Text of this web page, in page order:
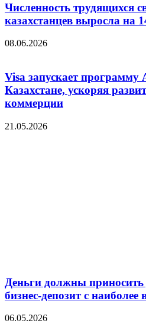
Численность трудящихся
казахстанцев выросла на
08.06.2026
Visa запускает программу
Казахстане, ускоряя
коммерции
21.05.2026
Деньги должны
бизнес-депозит с
06.05.2026